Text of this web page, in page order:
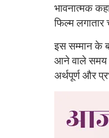
भावनात्मक
फिल्म लगातार
इस सम्मान के
आने वाले समय
अर्थपूर्ण और